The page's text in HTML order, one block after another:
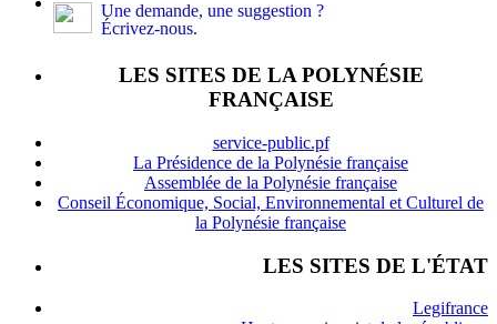
Une demande, une suggestion ?
Écrivez-nous.
LES SITES DE LA POLYNÉSIE
FRANÇAISE
service-public.pf
La Présidence de la Polynésie française
Assemblée de la Polynésie française
Conseil Économique, Social, Environnemental et Culturel de
la Polynésie française
LES SITES DE L'ÉTAT
Legifrance